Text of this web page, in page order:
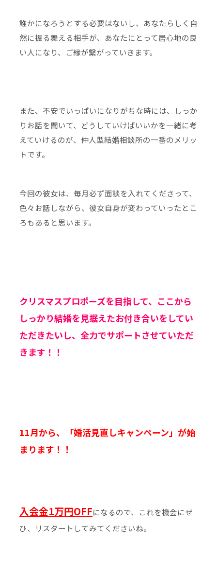
誰かになろうとする必要はないし、あなたらしく自
然に振る舞える相手が、あなたにとって居心地の良
い人になり、ご縁が繋がっていきます。
また、不安でいっぱいになりがちな時には、しっか
りお話を聞いて、どうしていけばいいかを一緒に考
えていけるのが、仲人型結婚相談所の一番のメリッ
トです。
今回の彼女は、毎月必ず面談を入れてくださって、
色々お話しながら、彼女自身が変わっていったとこ
ろもあると思います。
クリスマスプロポーズを目指して、ここから
しっかり結婚を見据えたお付き合いをしてい
ただきたいし、全力でサポートさせていただ
きます！！
11月から、「婚活見直しキャンペーン」が始
まります！！
入会金1万円OFFになるので、これを機会にぜ
ひ、リスタートしてみてくださいね。